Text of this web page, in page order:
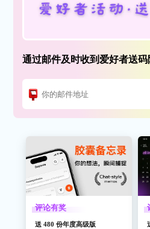
通过邮件及时收到爱好者送
评论有奖
送 480 份年度高级版